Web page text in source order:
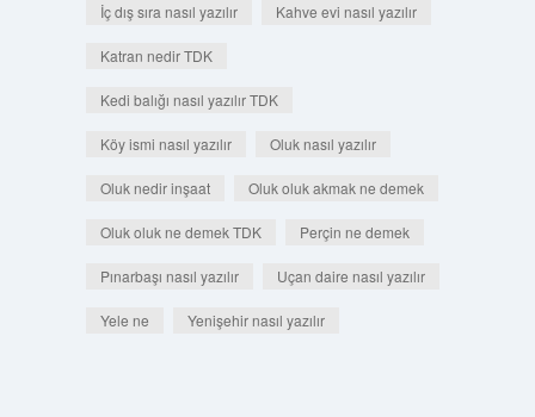
İç dış sıra nasıl yazılır Kahve evi nasıl yazılır
Katran nedir TDK
Kedi balığı nasıl yazılır TDK
Köy ismi nasıl yazılır Oluk nasıl yazılır
Oluk nedir inşaat Oluk oluk akmak ne demek
Oluk oluk ne demek TDK Perçin ne demek
Pınarbaşı nasıl yazılır Uçan daire nasıl yazılır
Yele ne Yenişehir nasıl yazılır